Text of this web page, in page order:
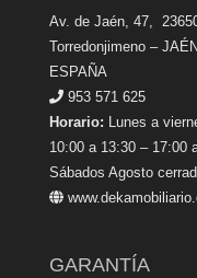
Av. de Jaén, 47,
Torredonjimeno – JAÉN
ESPAÑA
953 571 625
Horario: Lunes a
10:00 a 13:30 – 17:00
Sábados Agosto
GARANTÍA